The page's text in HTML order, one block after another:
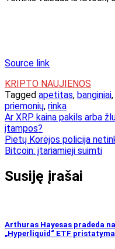
Source link
KRIPTO NAUJIENOS
Tagged apetitas, banginiai,
priemonių, rinka
Navigacija
tarp
įrašų
Ar XRP kaina pakils arba
įtampos?
Pietų Korėjos policija
Bitcoin: įtariamieji suimti
Susiję įrašai
Arthuras Hayesas pradeda
„Hyperliquid“ ETF